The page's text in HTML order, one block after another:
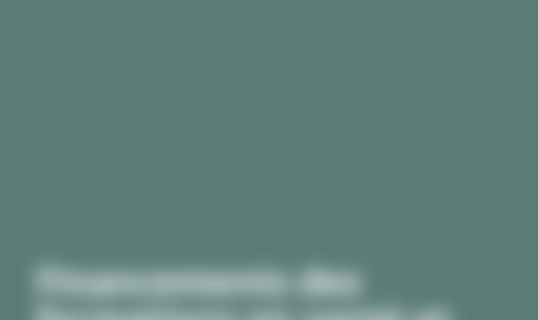
Financements des